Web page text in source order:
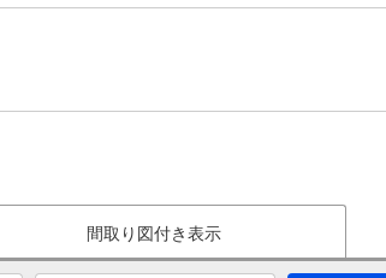
間取り図付き表示